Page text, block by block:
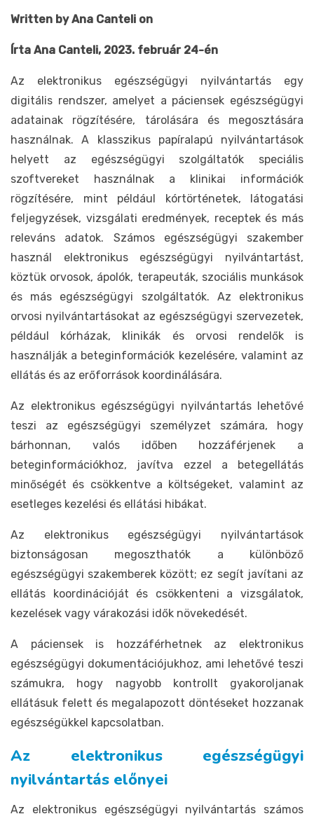
Written by Ana Canteli on
Írta Ana Canteli, 2023. február 24-én
Az elektronikus egészségügyi nyilvántartás egy
digitális rendszer, amelyet a páciensek egészségügyi
adatainak rögzítésére, tárolására és megosztására
használnak. A klasszikus papíralapú nyilvántartások
helyett az egészségügyi szolgáltatók speciális
szoftvereket használnak a klinikai információk
rögzítésére, mint például kórtörténetek, látogatási
feljegyzések, vizsgálati eredmények, receptek és más
releváns adatok. Számos egészségügyi szakember
használ elektronikus egészségügyi nyilvántartást,
köztük orvosok, ápolók, terapeuták, szociális munkások
és más egészségügyi szolgáltatók. Az elektronikus
orvosi nyilvántartásokat az egészségügyi szervezetek,
például kórházak, klinikák és orvosi rendelők is
használják a beteginformációk kezelésére, valamint az
ellátás és az erőforrások koordinálására.
Az elektronikus egészségügyi nyilvántartás lehetővé
teszi az egészségügyi személyzet számára, hogy
bárhonnan, valós időben hozzáférjenek a
beteginformációkhoz, javítva ezzel a betegellátás
minőségét és csökkentve a költségeket, valamint az
esetleges kezelési és ellátási hibákat.
Az elektronikus egészségügyi nyilvántartások
biztonságosan megoszthatók a különböző
egészségügyi szakemberek között; ez segít javítani az
ellátás koordinációját és csökkenteni a vizsgálatok,
kezelések vagy várakozási idők növekedését.
A páciensek is hozzáférhetnek az elektronikus
egészségügyi dokumentációjukhoz, ami lehetővé teszi
számukra, hogy nagyobb kontrollt gyakoroljanak
ellátásuk felett és megalapozott döntéseket hozzanak
egészségükkel kapcsolatban.
Az elektronikus egészségügyi
nyilvántartás előnyei
Az elektronikus egészségügyi nyilvántartás számos